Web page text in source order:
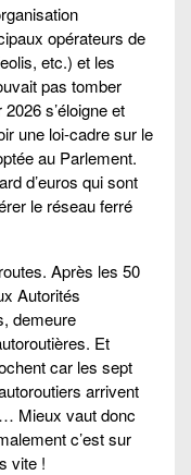
opérateurs de
etc.) et les
pas tomber
s’éloigne et
une loi-cadre sur le
au Parlement.
d’euros qui sont
le réseau ferré
Après les 50
Autorités
demeure
Et
car les sept
arrivent
Mieux vaut donc
c’est sur
vite !